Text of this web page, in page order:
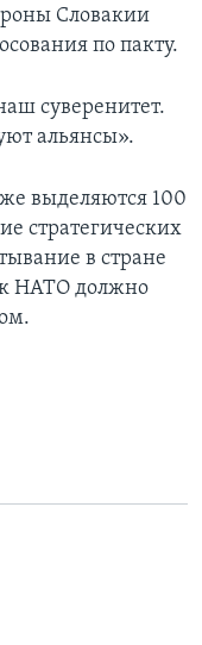
Словакии
по пакту.
суверенитет.
альянсы».
выделяются 100
стратегических
в стране
НАТО должно